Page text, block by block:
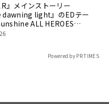
R』メインストーリー
dawning light』のEDテー
ALL HEROES
サイズ配信決定！
Powered by PR TIMES